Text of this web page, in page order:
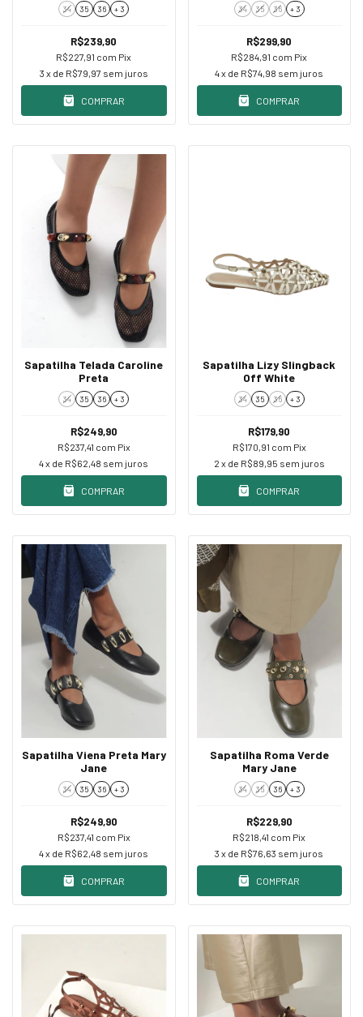
34 35 36 + 3
R$239,90
R$227,91 com Pix
3 x de R$79,97 sem juros
COMPRAR
34 35 36 + 3
R$299,90
R$284,91 com Pix
4x de R$74,98 sem juros
COMPRAR
Sapatilha Telada Caroline
Preta
34 35 36 + 3
R$249,90
R$237,41 com Pix
4x de R$62,48 sem juros
COMPRAR
Sapatilha Lizy Slingback
Off White
34 35 36 + 3
R$179,90
R$170,91 com Pix
2 x de R$89,95 sem juros
COMPRAR
Sapatilha Viena Preta Mary
Jane
34 35 36 + 3
R$249,90
R$237,41 com Pix
4x de R$62,48 sem juros
COMPRAR
Sapatilha Roma Verde
Mary Jane
34 35 36 + 3
R$229,90
R$218,41 com Pix
3 x de R$76,63 sem juros
COMPRAR